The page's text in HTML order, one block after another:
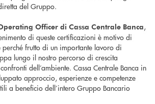
del Gruppo.
Officer di Cassa Centrale Banca,
di queste certificazioni è motivo di
frutto di un importante lavoro di
lungo il nostro percorso di crescita
dell’ambiente. Cassa Centrale Banca in
approccio, esperienze e competenze
a beneficio dell’intero Gruppo Bancario